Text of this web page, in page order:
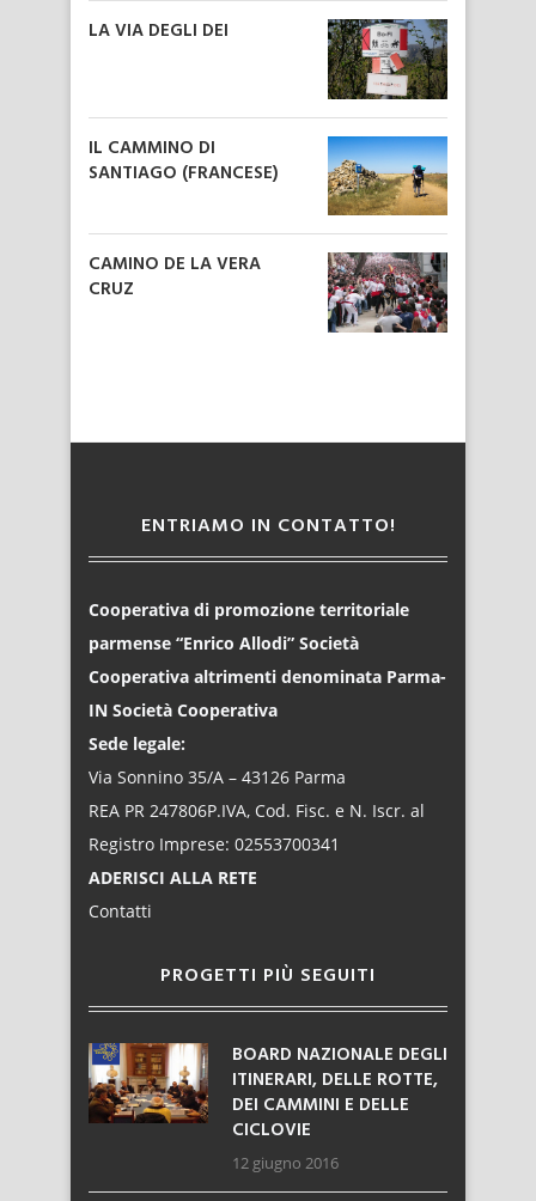
LA VIA DEGLI DEI
IL CAMMINO DI
SANTIAGO (FRANCESE)
CAMINO DE LA VERA
CRUZ
ENTRIAMO IN CONTATTO!
Cooperativa di promozione territoriale
parmense “Enrico Allodi” Società
Cooperativa altrimenti denominata Parma-
IN Società Cooperativa
Sede legale:
Via Sonnino 35/A – 43126 Parma
REA PR 247806P.IVA, Cod. Fisc. e N. Iscr. al
Registro Imprese: 02553700341
ADERISCI ALLA RETE
Contatti
PROGETTI PIÙ SEGUITI
BOARD NAZIONALE DEGLI
ITINERARI, DELLE ROTTE,
DEI CAMMINI E DELLE
CICLOVIE
12 giugno 2016